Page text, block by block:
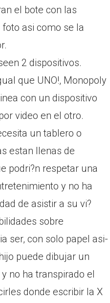
el bote con las
asi­ como se la
2 dispositivos.
que UNO!, Monopoly
con un dispositivo
video en el otro.
un tablero o
estan llenas de
podri?n respetar una
y no ha
de asistir a su vi?
sobre
ser, con solo papel asi­
puede dibujar un
no ha transpirado el
donde escribir la X